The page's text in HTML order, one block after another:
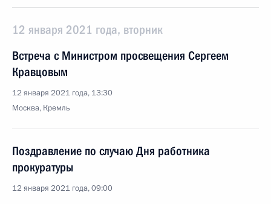
12 января 2021 года, вторник
Встреча с Министром просвещения Сергеем
Кравцовым
12 января 2021 года, 13:30
Москва, Кремль
Поздравление по случаю Дня работника
прокуратуры
12 января 2021 года, 09:00